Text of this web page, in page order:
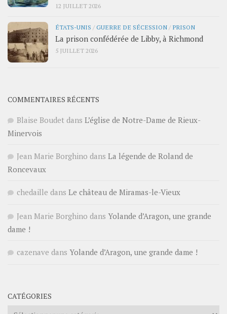
12 JUILLET 2026
ÉTATS-UNIS /GUERRE DE SÉCESSION / PRISON
La prison confédérée de Libby, à Richmond
5 JUILLET 2026
COMMENTAIRES RÉCENTS
Blaise Boudet dans L’église de Notre-Dame de Rieux-
Minervois
Jean Marie Borghino dans La légende de Roland de
Roncevaux
chedaille dans Le château de Miramas-le-Vieux
Jean Marie Borghino dans Yolande d’Aragon, une grande
dame !
cazenave dans Yolande d’Aragon, une grande dame !
CATÉGORIES
Catégories